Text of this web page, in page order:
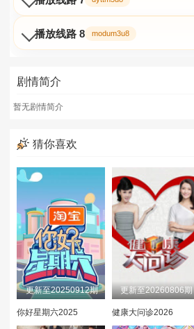
20260418
20260425 20260501
20260522大结局
播放线路 8 modum3u8
剧情简介
暂无剧情简介
猜你喜欢
更新至20250912期
你好星期六2025
更新至20260806期
健康大问诊2026